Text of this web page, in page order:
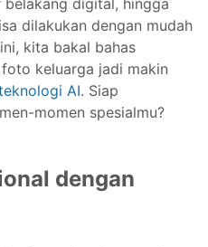
digital, hingga
dilakukan dengan mudah
kita bakal bahas
keluarga jadi makin
AI. Siap
momen spesialmu?
dengan